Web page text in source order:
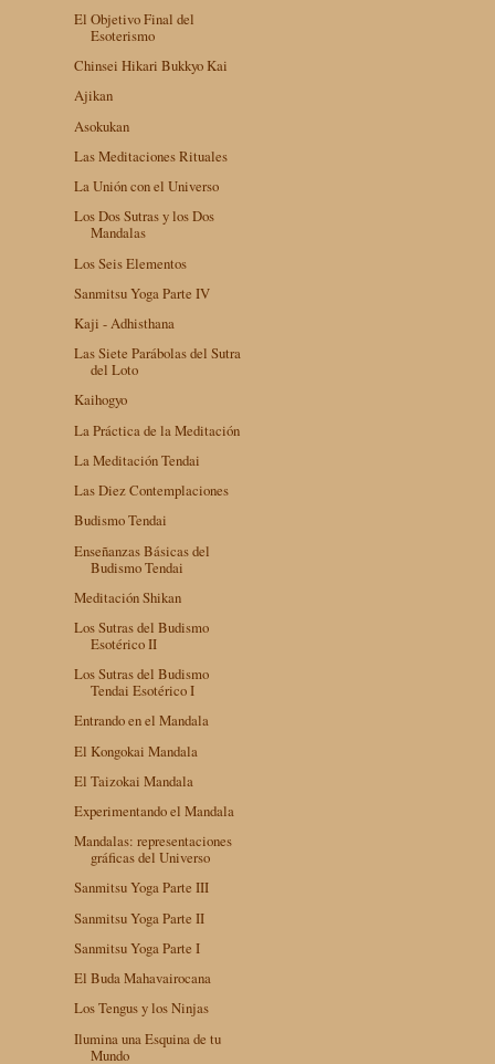
El Objetivo Final del
Esoterismo
Chinsei Hikari Bukkyo Kai
Ajikan
Asokukan
Las Meditaciones Rituales
La Unión con el Universo
Los Dos Sutras y los Dos
Mandalas
Los Seis Elementos
Sanmitsu Yoga Parte IV
Kaji - Adhisthana
Las Siete Parábolas del Sutra
del Loto
Kaihogyo
La Práctica de la Meditación
La Meditación Tendai
Las Diez Contemplaciones
Budismo Tendai
Enseñanzas Básicas del
Budismo Tendai
Meditación Shikan
Los Sutras del Budismo
Esotérico II
Los Sutras del Budismo
Tendai Esotérico I
Entrando en el Mandala
El Kongokai Mandala
El Taizokai Mandala
Experimentando el Mandala
Mandalas: representaciones
gráficas del Universo
Sanmitsu Yoga Parte III
Sanmitsu Yoga Parte II
Sanmitsu Yoga Parte I
El Buda Mahavairocana
Los Tengus y los Ninjas
Ilumina una Esquina de tu
Mundo